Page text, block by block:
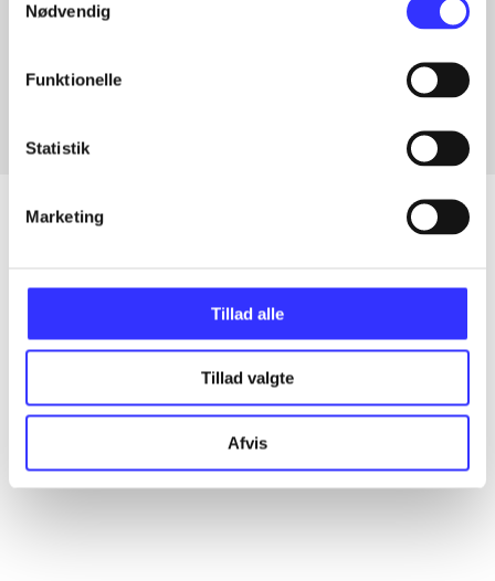
Nødvendig
Funktionelle
Statistik
Marketing
Tillad alle
Tillad valgte
Afvis
Artikler med samme emner
Artikler
Alle registrerede artikler fordelt på udgivelser